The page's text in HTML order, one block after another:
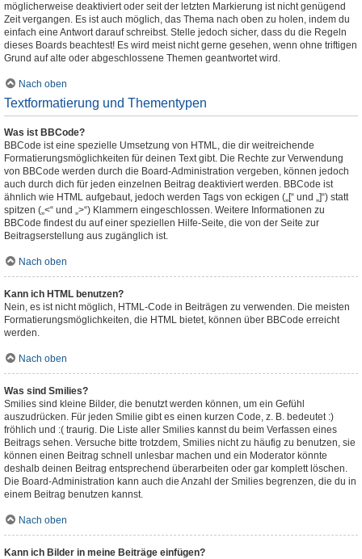
möglicherweise deaktiviert oder seit der letzten Markierung ist nicht genügend
Zeit vergangen. Es ist auch möglich, das Thema nach oben zu holen, indem du
einfach eine Antwort darauf schreibst. Stelle jedoch sicher, dass du die Regeln
dieses Boards beachtest! Es wird meist nicht gerne gesehen, wenn ohne triftigen
Grund auf alte oder abgeschlossene Themen geantwortet wird.
Nach oben
Textformatierung und Thementypen
Was ist BBCode?
BBCode ist eine spezielle Umsetzung von HTML, die dir weitreichende
Formatierungsmöglichkeiten für deinen Text gibt. Die Rechte zur Verwendung
von BBCode werden durch die Board-Administration vergeben, können jedoch
auch durch dich für jeden einzelnen Beitrag deaktiviert werden. BBCode ist
ähnlich wie HTML aufgebaut, jedoch werden Tags von eckigen („[“ und „]“) statt
spitzen („<“ und „>“) Klammern eingeschlossen. Weitere Informationen zu
BBCode findest du auf einer speziellen Hilfe-Seite, die von der Seite zur
Beitragserstellung aus zugänglich ist.
Nach oben
Kann ich HTML benutzen?
Nein, es ist nicht möglich, HTML-Code in Beiträgen zu verwenden. Die meisten
Formatierungsmöglichkeiten, die HTML bietet, können über BBCode erreicht
werden.
Nach oben
Was sind Smilies?
Smilies sind kleine Bilder, die benutzt werden können, um ein Gefühl
auszudrücken. Für jeden Smilie gibt es einen kurzen Code, z. B. bedeutet :)
fröhlich und :( traurig. Die Liste aller Smilies kannst du beim Verfassen eines
Beitrags sehen. Versuche bitte trotzdem, Smilies nicht zu häufig zu benutzen, sie
können einen Beitrag schnell unlesbar machen und ein Moderator könnte
deshalb deinen Beitrag entsprechend überarbeiten oder gar komplett löschen.
Die Board-Administration kann auch die Anzahl der Smilies begrenzen, die du in
einem Beitrag benutzen kannst.
Nach oben
Kann ich Bilder in meine Beiträge einfügen?